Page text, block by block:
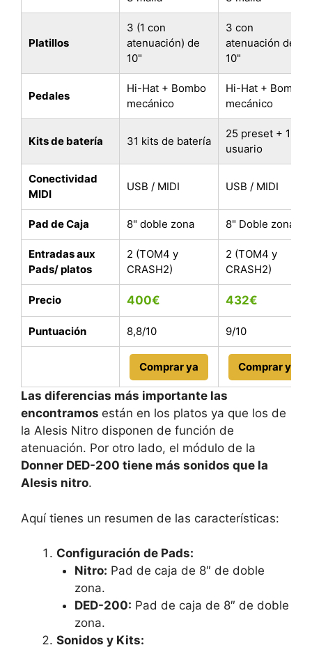
Platillos
3 (1 con
atenuación) de
10"
3 con
atenuación de
10"
Pedales
Hi-Hat + Bombo
mecánico
Hi-Hat + Bombo
mecánico
Kits de batería 31 kits de batería
25 preset + 15
usuario
Conectividad
MIDI
USB / MIDI USB / MIDI
Pad de Caja 8" doble zona 8" Doble zona
Entradas aux
Pads/ platos
2 (TOM4 y
CRASH2)
2 (TOM4 y
CRASH2)
Precio 400€ 432€
Puntuación 8,8/10 9/10
Comprar ya Comprar ya
Las diferencias más importante las
encontramos están en los platos ya que los de
la Alesis Nitro disponen de función de
atenuación. Por otro lado, el módulo de la
Donner DED-200 tiene más sonidos que la
Alesis nitro.
Aquí tienes un resumen de las características:
Configuración de Pads:
Nitro: Pad de caja de 8″ de doble
zona.
DED-200: Pad de caja de 8″ de doble
zona.
Sonidos y Kits: